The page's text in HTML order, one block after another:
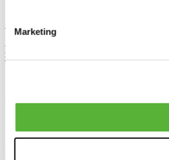
Marketing
TIPP
H-Gear Pro-Line ABS Kunststoff mugen
CR-Z 10-12)
Teilenummer: HG-218285